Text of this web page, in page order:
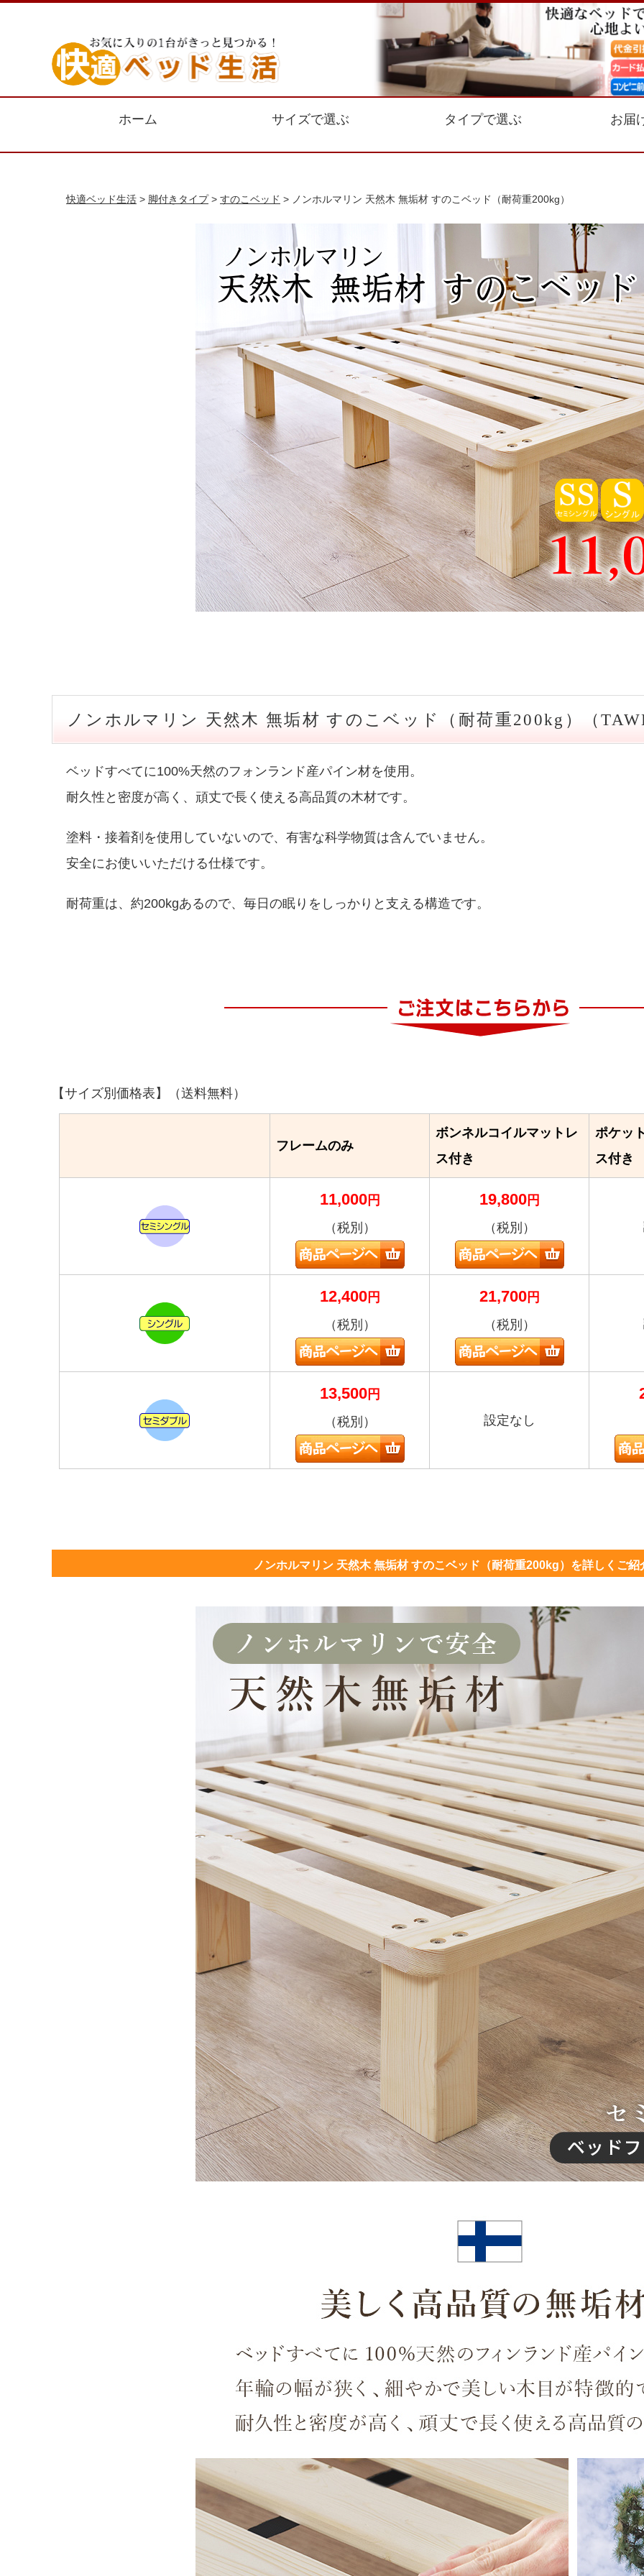
ホーム サイズで選ぶ タイプで選ぶ お届
快適ベッド生活 > 脚付きタイプ> すのこベッド > ノンホルマリン 天然木 無垢材 すのこベッド（耐荷重200kg）
ノンホルマリン 天然木 無垢材 すのこベッド（耐荷重200kg）（
ベッドすべてに100%天然のフォンランド産パイン材を使用。
耐久性と密度が高く、頑丈で長く使える高品質の木材です。
塗料・接着剤を使用していないので、有害な科学物質は含んでいません。
安全にお使いいただける仕様です。
耐荷重は、約200kgあるので、毎日の眠りをしっかりと支える構造です。
【サイズ別価格表】（送料無料）
フレームのみ
ボンネルコイルマットレ
ス付き
ポケッ
ス付き
11,000円
（税別）
19,800円
（税別）
12,400円
（税別）
21,700円
（税別）
13,500円
（税別）
設定なし
ノンホルマリン 天然木 無垢材 すのこベッド（耐荷重200kg）を詳しくご紹